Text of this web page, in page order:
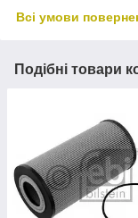
Всі умови
Подібні товари